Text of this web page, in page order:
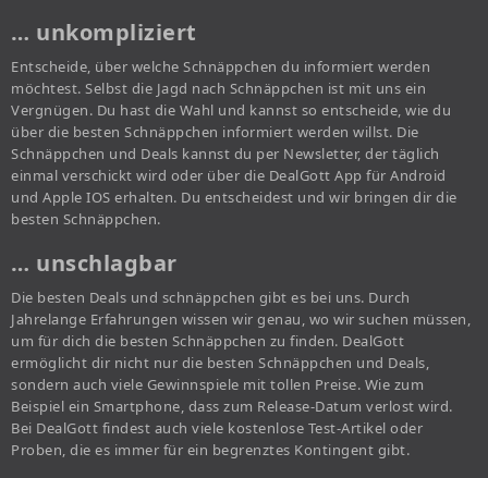
… unkompliziert
Entscheide, über welche Schnäppchen du informiert werden
möchtest. Selbst die Jagd nach Schnäppchen ist mit uns ein
Vergnügen. Du hast die Wahl und kannst so entscheide, wie du
über die besten Schnäppchen informiert werden willst. Die
Schnäppchen und Deals kannst du per Newsletter, der täglich
einmal verschickt wird oder über die DealGott App für Android
und Apple IOS erhalten. Du entscheidest und wir bringen dir die
besten Schnäppchen.
… unschlagbar
Die besten Deals und schnäppchen gibt es bei uns. Durch
Jahrelange Erfahrungen wissen wir genau, wo wir suchen müssen,
um für dich die besten Schnäppchen zu finden. DealGott
ermöglicht dir nicht nur die besten Schnäppchen und Deals,
sondern auch viele Gewinnspiele mit tollen Preise. Wie zum
Beispiel ein Smartphone, dass zum Release-Datum verlost wird.
Bei DealGott findest auch viele kostenlose Test-Artikel oder
Proben, die es immer für ein begrenztes Kontingent gibt.